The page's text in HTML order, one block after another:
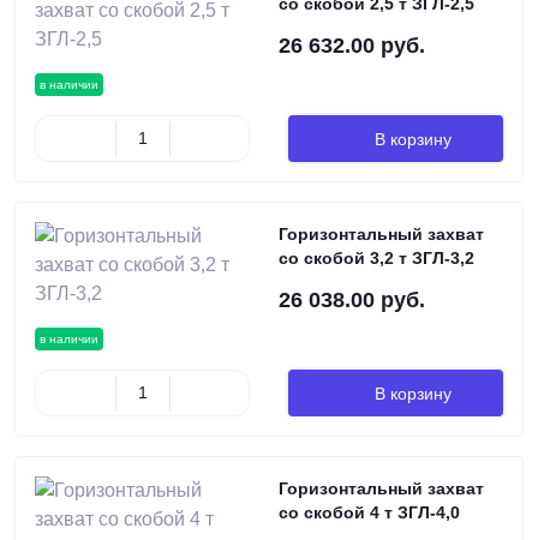
в наличии
26 632.00 руб.
В корзину
в наличии
Горизонтальный захват
со скобой 3,2 т ЗГЛ-3,2
26 038.00 руб.
В корзину
Горизонтальный захват
со скобой 4 т ЗГЛ-4,0